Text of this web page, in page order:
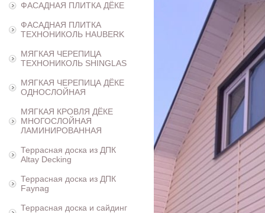
ФАСАДНАЯ ПЛИТКА ДЁКЕ
ФАСАДНАЯ ПЛИТКА
ТЕХНОНИКОЛЬ HAUBERK
МЯГКАЯ ЧЕРЕПИЦА
ТЕХНОНИКОЛЬ SHINGLAS
МЯГКАЯ ЧЕРЕПИЦА ДЁКЕ
ОДНОСЛОЙНАЯ
МЯГКАЯ КРОВЛЯ ДЁКЕ
МНОГОСЛОЙНАЯ
ЛАМИНИРОВАННАЯ
Террасная доска из ДПК
Altay Decking
Террасная доска из ДПК
Faynag
Террасная доска и сайдинг